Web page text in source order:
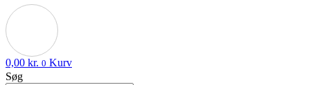
0,00 kr. 0 Kurv
Søg